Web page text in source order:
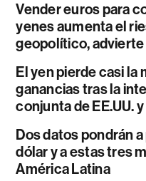
Vender euros para
yenes aumenta el
geopolítico,
El yen pierde casi la
ganancias tras la
conjunta de EE.UU.
Dos datos pondrán
dólar y a estas tres
América Latina